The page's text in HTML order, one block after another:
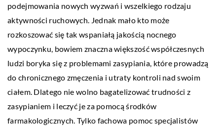
podejmowania nowych wyzwań i wszelkiego rodzaju
aktywności ruchowych. Jednak mało kto może
rozkoszować się tak wspaniałą jakością nocnego
wypoczynku, bowiem znaczna większość współczesnych
ludzi boryka się z problemami zasypiania, które prowadzą
do chronicznego zmęczenia i utraty kontroli nad swoim
ciałem. Dlatego nie wolno bagatelizować trudności z
zasypianiem i leczyć je za pomocą środków
farmakologicznych. Tylko fachowa pomoc specjalistów